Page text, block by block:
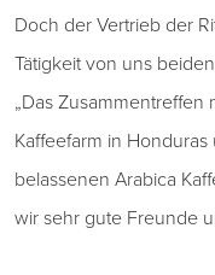
Doch der Vertrieb der
Tätigkeit von uns
„Das
Kaffeefarm in
belassenen Arabica
wir sehr gute Freunde